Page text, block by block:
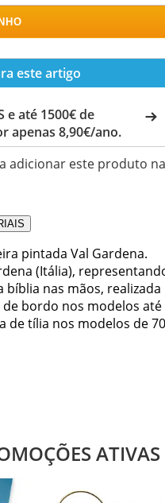
este artigo
e até 1500€ de
apenas 8,90€/ano.
adicionar este produto na
pintada Val Gardena.
(Itália),
nas mãos, realizada
bordo nos modelos até
de tília nos modelos de 70
ATIVAS